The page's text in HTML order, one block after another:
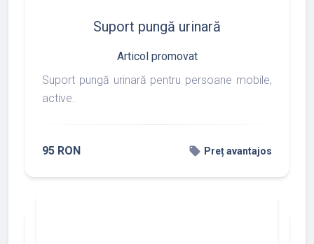
Suport pungă urinară
Articol promovat
Suport pungă urinară pentru persoane mobile,
active.
95 RON local_offer Preț avantajos